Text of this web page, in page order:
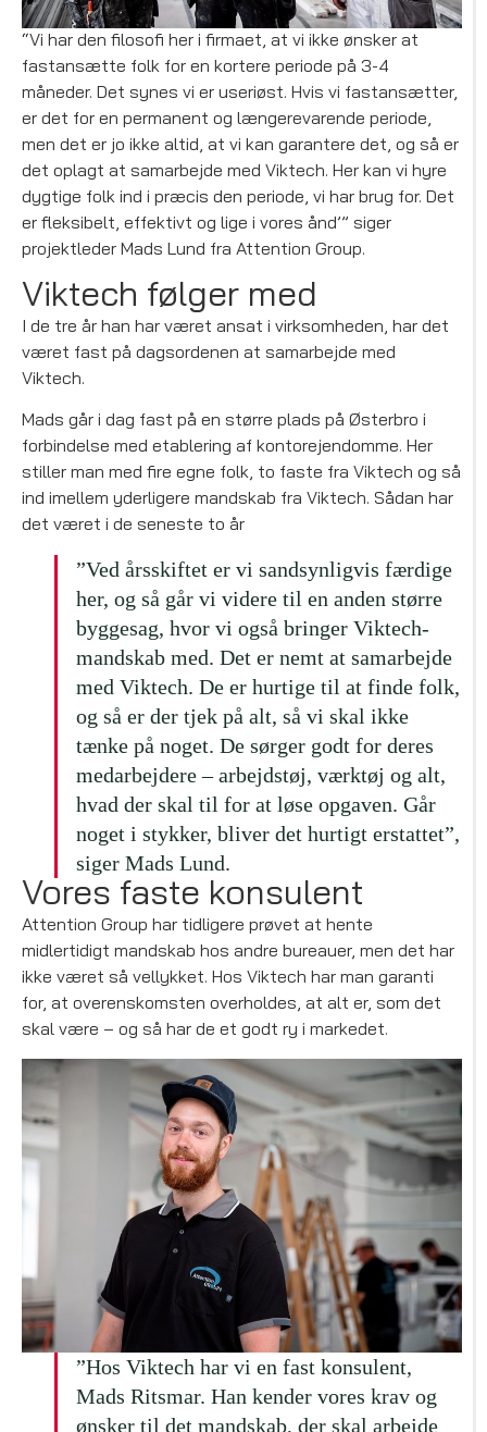
“Vi har den filosofi her i firmaet, at vi ikke ønsker at
fastansætte folk for en kortere periode på 3-4
måneder. Det synes vi er useriøst. Hvis vi fastansætter,
er det for en permanent og længerevarende periode,
men det er jo ikke altid, at vi kan garantere det, og så er
det oplagt at samarbejde med Viktech. Her kan vi hyre
dygtige folk ind i præcis den periode, vi har brug for. Det
er fleksibelt, effektivt og lige i vores ånd’” siger
projektleder Mads Lund fra Attention Group.
Viktech følger med
I de tre år han har været ansat i virksomheden, har det
været fast på dagsordenen at samarbejde med
Viktech.
Mads går i dag fast på en større plads på Østerbro i
forbindelse med etablering af kontorejendomme. Her
stiller man med fire egne folk, to faste fra Viktech og så
ind imellem yderligere mandskab fra Viktech. Sådan har
det været i de seneste to år
”Ved årsskiftet er vi sandsynligvis færdige
her, og så går vi videre til en anden større
byggesag, hvor vi også bringer Viktech-
mandskab med. Det er nemt at samarbejde
med Viktech. De er hurtige til at finde folk,
og så er der tjek på alt, så vi skal ikke
tænke på noget. De sørger godt for deres
medarbejdere – arbejdstøj, værktøj og alt,
hvad der skal til for at løse opgaven. Går
noget i stykker, bliver det hurtigt erstattet”,
siger Mads Lund.
Vores faste konsulent
Attention Group har tidligere prøvet at hente
midlertidigt mandskab hos andre bureauer, men det har
ikke været så vellykket. Hos Viktech har man garanti
for, at overenskomsten overholdes, at alt er, som det
skal være – og så har de et godt ry i markedet.
”Hos Viktech har vi en fast konsulent,
Mads Ritsmar. Han kender vores krav og
ønsker til det mandskab, der skal arbejde